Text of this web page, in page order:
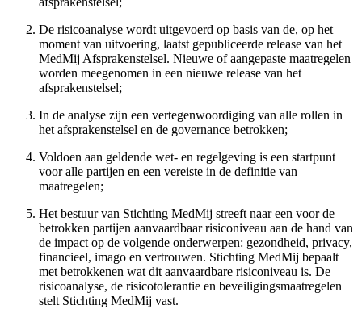
De risicoanalyse wordt uitgevoerd op basis van de, op het
moment van uitvoering, laatst gepubliceerde release van het
MedMij Afsprakenstelsel. Nieuwe of aangepaste maatregelen
worden meegenomen in een nieuwe release van het
afsprakenstelsel;
In de analyse zijn een vertegenwoordiging van alle rollen in
het afsprakenstelsel en de governance betrokken;
Voldoen aan geldende wet- en regelgeving is een startpunt
voor alle partijen en een vereiste in de definitie van
maatregelen;
Het bestuur van Stichting MedMij streeft naar een voor de
betrokken partijen aanvaardbaar risiconiveau aan de hand van
de impact op de volgende onderwerpen: gezondheid, privacy,
financieel, imago en vertrouwen. Stichting MedMij bepaalt
met betrokkenen wat dit aanvaardbare risiconiveau is. De
risicoanalyse, de risicotolerantie en beveiligingsmaatregelen
stelt Stichting MedMij vast.